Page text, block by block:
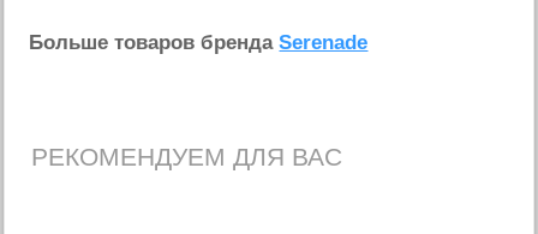
Больше товаров брендаSerenade
РЕКОМЕНДУЕМ ДЛЯ ВАС